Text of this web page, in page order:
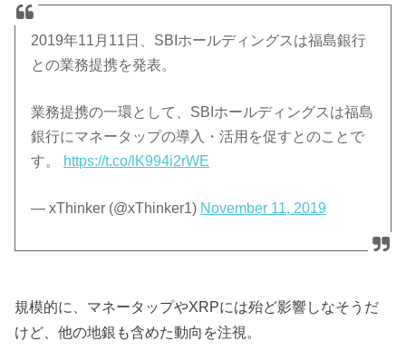
2019年11月11日、SBIホールディングスは福島銀行
との業務提携を発表。
業務提携の一環として、SBIホールディングスは福島
銀行にマネータップの導入・活用を促すとのことで
す。
https://t.co/lK994i2rWE
— xThinker (@xThinker1) November 11, 2019
規模的に、マネータップやXRPには殆ど影響しなそうだ
けど、他の地銀も含めた動向を注視。